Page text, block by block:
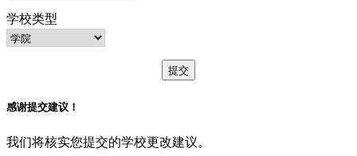
学校类型
提交
感谢提交建议！
我们将核实您提交的学校更改建议。